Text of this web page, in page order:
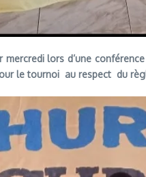
mercredi lors d’une
le tournoi au respect du